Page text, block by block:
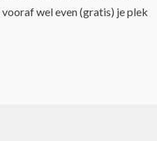
wel even (gratis) je plek